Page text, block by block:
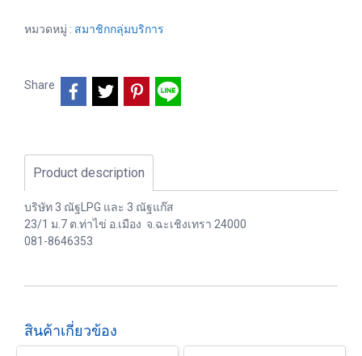
หมวดหมู่ : สมาชิกกลุ่มบริการ
Share
Product description
บริษัท 3 ณัฐLPG และ 3 ณัฐแก๊ส
23/1 ม.7 ต.ท่าไข่ อ.เมือง จ.ฉะเชิงเทรา 24000
081-8646353
สินค้าเกี่ยวข้อง